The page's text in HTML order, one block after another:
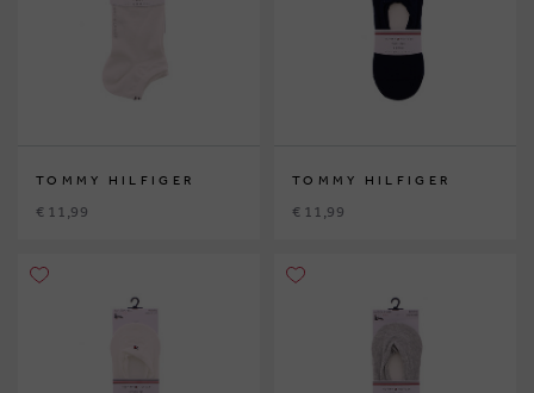
TOMMY HILFIGER
€ 11,99
TOMMY HILFIGER
€ 11,99